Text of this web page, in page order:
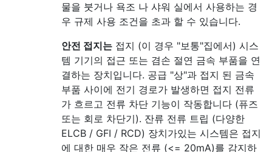
물을 붓거나 욕조 나 샤워 실에서 사용하는 경
우 규제 사용 조건을 초과 할 수 있습니다.
안전 접지는 접지 (이 경우 "보통"집에서) 시스
템 기기의 접근 또는 겸손 절연 금속 부품을 연
결하는 장치입니다. 공급 "상"과 접지 된 금속
부품 사이에 전기 경로가 발생하면 접지 전류
가 흐르고 전류 차단 기능이 작동합니다 (퓨즈
또는 회로 차단기). 잔류 전류 트립 (다양한
ELCB / GFI / RCD) 장치가있는 시스템은 접지
에 대한 매우 작은 전류 (<= 20mA)를 감지하